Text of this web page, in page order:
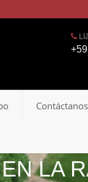
Contáctanos
LA